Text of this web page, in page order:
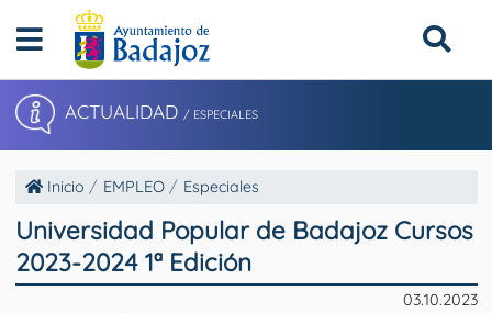
ACTUALIDAD / ESPECIALES
Inicio EMPLEO Especiales
Universidad Popular de Badajoz Cursos
2023-2024 1ª Edición
03.10.2023